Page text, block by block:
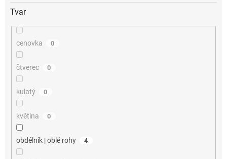
Tvar
cenovka 0
čtverec 0
kulatý 0
květina 0
obdélník | oblé rohy 4